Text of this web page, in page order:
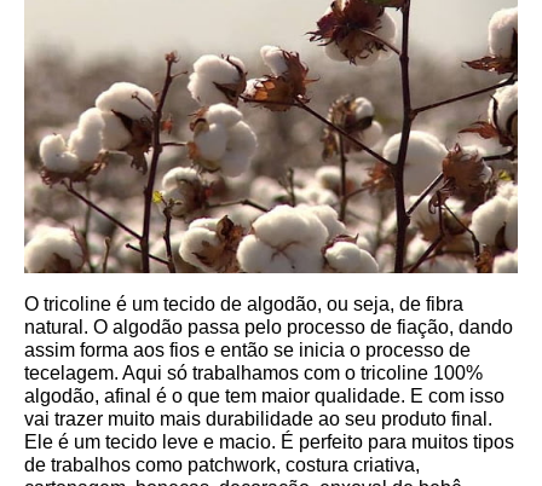
O tricoline é um tecido de algodão, ou seja, de fibra
natural. O algodão passa pelo processo de fiação, dando
assim forma aos fios e então se inicia o processo de
tecelagem. Aqui só trabalhamos com o tricoline 100%
algodão, afinal é o que tem maior qualidade. E com isso
vai trazer muito mais durabilidade ao seu produto final.
Ele é um tecido leve e macio. É perfeito para muitos tipos
de trabalhos como patchwork, costura criativa,